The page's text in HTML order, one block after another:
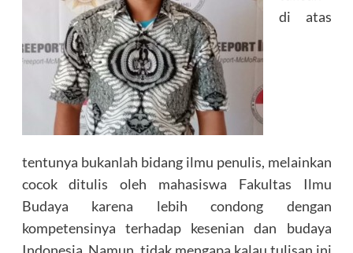
di atas
tentunya bukanlah bidang ilmu penulis, melainkan
cocok ditulis oleh mahasiswa Fakultas Ilmu
Budaya karena lebih condong dengan
kompetensinya terhadap kesenian dan budaya